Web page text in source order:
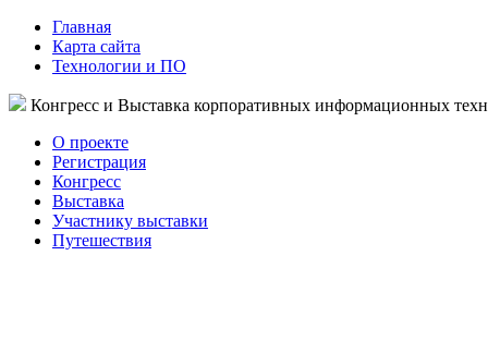
Главная
Карта сайта
Технологии и ПО
Конгресс и Выставка корпоративных информационных
О проекте
Регистрация
Конгресс
Выставка
Участнику выставки
Путешествия